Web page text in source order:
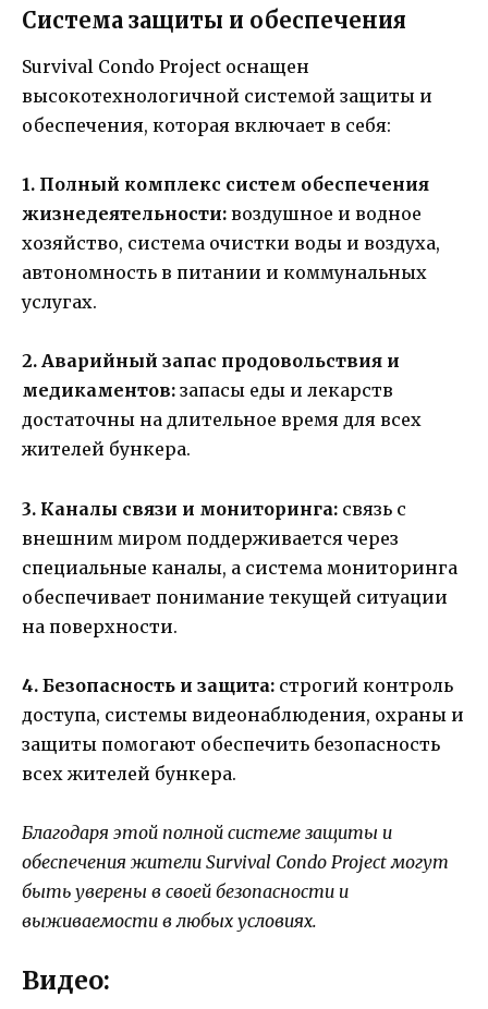
Система защиты и обеспечения
Survival Condo Project оснащен
высокотехнологичной системой защиты и
обеспечения, которая включает в себя:
1. Полный комплекс систем обеспечения
жизнедеятельности: воздушное и водное
хозяйство, система очистки воды и воздуха,
автономность в питании и коммунальных
услугах.
2. Аварийный запас продовольствия и
медикаментов: запасы еды и лекарств
достаточны на длительное время для всех
жителей бункера.
3. Каналы связи и мониторинга: связь с
внешним миром поддерживается через
специальные каналы, а система мониторинга
обеспечивает понимание текущей ситуации
на поверхности.
4. Безопасность и защита: строгий контроль
доступа, системы видеонаблюдения, охраны и
защиты помогают обеспечить безопасность
всех жителей бункера.
Благодаря этой полной системе защиты и
обеспечения жители Survival Condo Project могут
быть уверены в своей безопасности и
выживаемости в любых условиях.
Видео: